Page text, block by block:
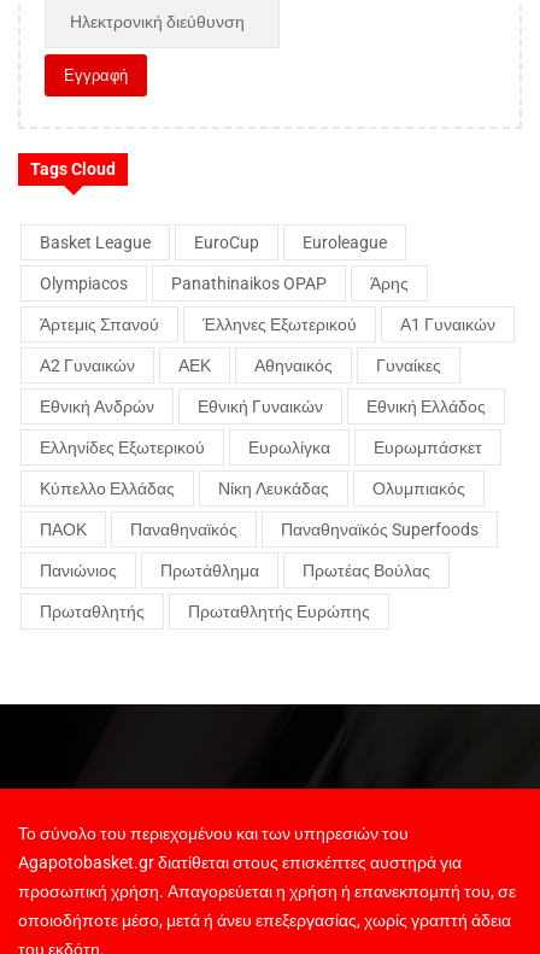
Tags Cloud
Basket League EuroCup Euroleague
Olympiacos Panathinaikos OPAP Άρης
Άρτεμις Σπανού Έλληνες Εξωτερικού Α1 Γυναικών
Α2 Γυναικών ΑΕΚ Αθηναικός Γυναίκες
Εθνική Ανδρών Εθνική Γυναικών Εθνική Ελλάδος
Ελληνίδες Εξωτερικού Ευρωλίγκα Ευρωμπάσκετ
Κύπελλο Ελλάδας Νίκη Λευκάδας Ολυμπιακός
ΠΑΟΚ Παναθηναϊκός Παναθηναϊκός Superfoods
Πανιώνιος Πρωτάθλημα Πρωτέας Βούλας
Πρωταθλητής Πρωταθλητής Ευρώπης
Το σύνολο του περιεχομένου και των υπηρεσιών του
Agapotobasket.gr διατίθεται στους επισκέπτες αυστηρά για
προσωπική χρήση. Απαγορεύεται η χρήση ή επανεκπομπή του, σε
οποιοδήποτε μέσο, μετά ή άνευ επεξεργασίας, χωρίς γραπτή άδεια
του εκδότη.